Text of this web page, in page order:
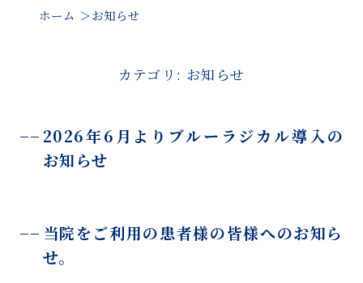
ホーム お知らせ
カテゴリ: お知らせ
2026年6月よりブルーラジカル導入の
お知らせ
当院をご利用の患者様の皆様へのお知ら
せ。